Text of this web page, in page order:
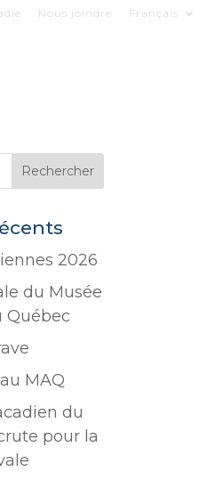
Nous joindre Français
2026
du Musée
Québec
MAQ
du
pour la